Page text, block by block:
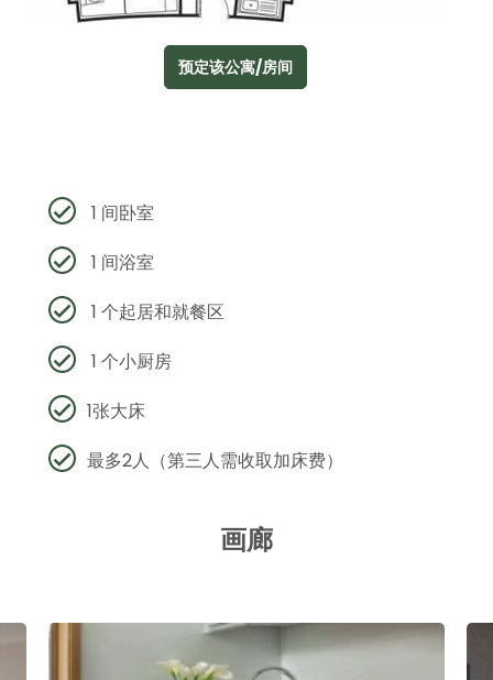
预定该公寓/房间
1 间卧室
1 间浴室
1 个起居和就餐区
1 个小厨房
1张大床
最多2人（第三人需收取加床费）
画廊